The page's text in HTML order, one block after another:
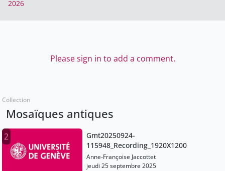
2026
Please sign in to add a comment.
Collection
Mosaïques antiques
2
Gmt20250924-
115948_Recording_1920X1200
Anne-Françoise Jaccottet
jeudi 25 septembre 2025